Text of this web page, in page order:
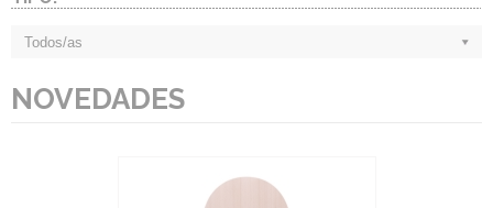
Todos/as
NOVEDADES